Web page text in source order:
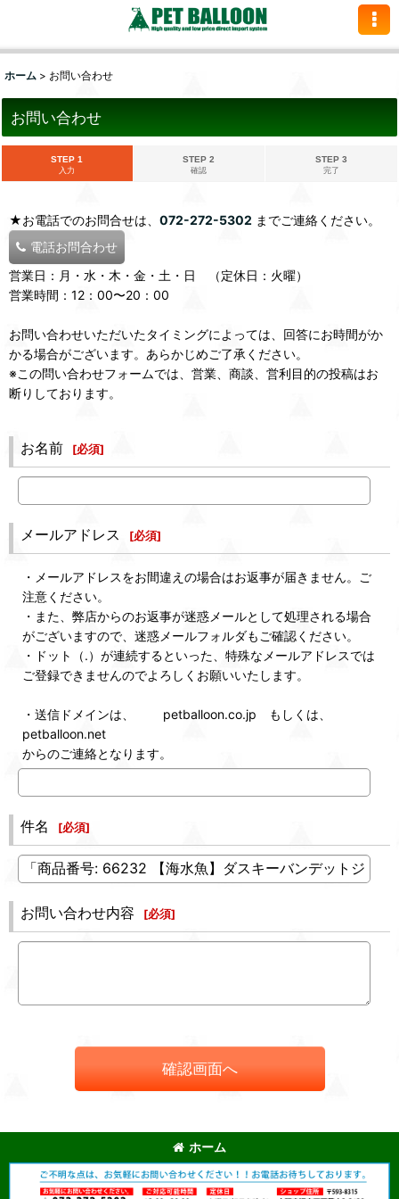
ホーム > お問い合わせ
お問い合わせ
STEP 1
入力
STEP 2
確認
STEP 3
完了
★お電話でのお問合せは、 072-272-5302 までご連絡ください。
電話お問合わせ
営業日：月・水・木・金・土・日 （定休日：火曜）
営業時間：12：00〜20：00
お問い合わせいただいたタイミングによっては、回答にお時間がか
かる場合がございます。あらかじめご了承ください。
※この問い合わせフォームでは、営業、商談、営利目的の投稿はお
断りしております。
お名前 [必須]
メールアドレス [必須]
・メールアドレスをお間違えの場合はお返事が届きません。ご
注意ください。
・また、弊店からのお返事が迷惑メールとして処理される場合
がございますので、迷惑メールフォルダもご確認ください。
・ドット（.）が連続するといった、特殊なメールアドレスでは
ご登録できませんのでよろしくお願いいたします。
・送信ドメインは、 petballoon.co.jp もしくは、
petballoon.net
からのご連絡となります。
件名 [必須]
お問い合わせ内容 [必須]
確認画面へ
ホーム